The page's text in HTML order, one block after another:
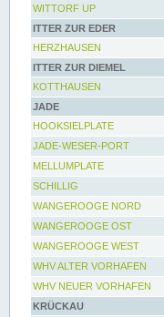
WITTORF UP
ITTER ZUR EDER
HERZHAUSEN
ITTER ZUR DIEMEL
KOTTHAUSEN
JADE
HOOKSIELPLATE
JADE-WESER-PORT
MELLUMPLATE
SCHILLIG
WANGEROOGE NORD
WANGEROOGE OST
WANGEROOGE WEST
WHV ALTER VORHAFEN
WHV NEUER VORHAFEN
KRÜCKAU